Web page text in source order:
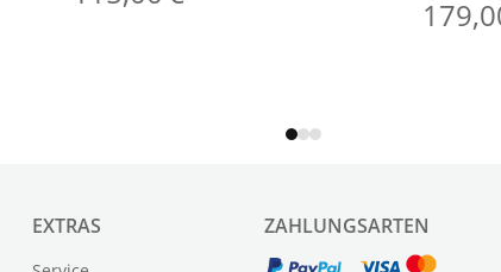
EXTRAS ZAHLUNGSARTEN